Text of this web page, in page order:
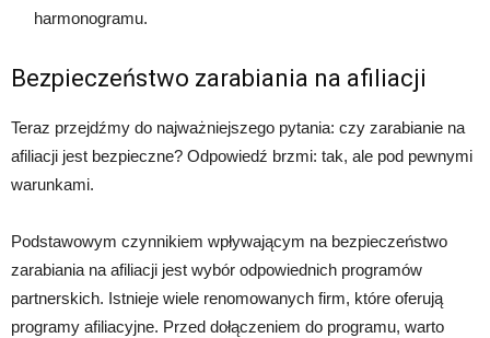
harmonogramu.
Bezpieczeństwo zarabiania na afiliacji
Teraz przejdźmy do najważniejszego pytania: czy zarabianie na
afiliacji jest bezpieczne? Odpowiedź brzmi: tak, ale pod pewnymi
warunkami.
Podstawowym czynnikiem wpływającym na bezpieczeństwo
zarabiania na afiliacji jest wybór odpowiednich programów
partnerskich. Istnieje wiele renomowanych firm, które oferują
programy afiliacyjne. Przed dołączeniem do programu, warto